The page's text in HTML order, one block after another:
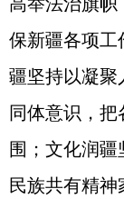
保新疆各项工
疆坚持以凝聚
同体意识，
围；文化润
民族共有精